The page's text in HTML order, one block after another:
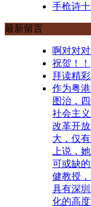
手枪诗
最新留言
啊对对
祝贺！！
拜读精
作为粤
图治，
社会主
改革开
大，仅
上说，
可或缺
健教授
具有深
化的高